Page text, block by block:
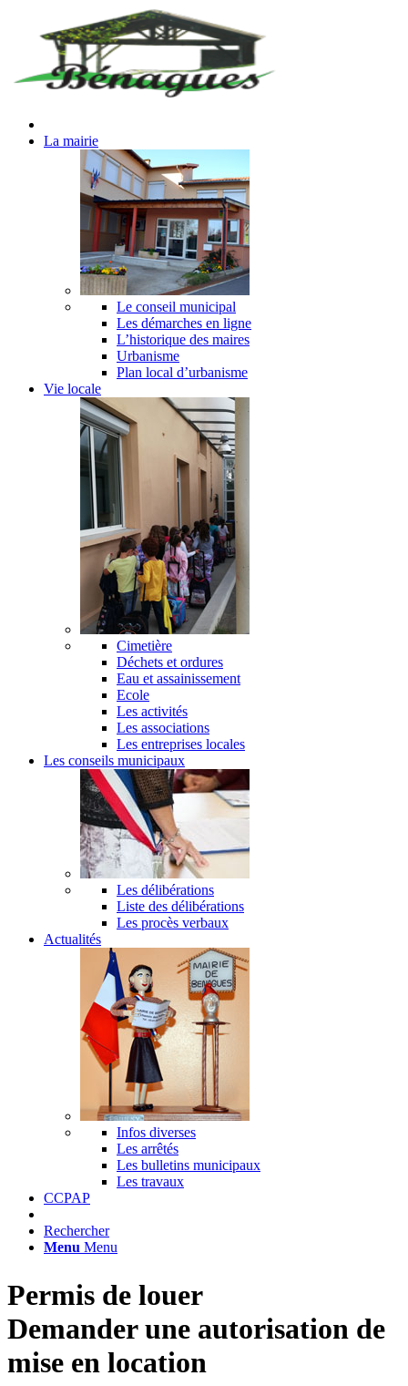
La mairie
Le conseil municipal
Les démarches en ligne
L’historique des maires
Urbanisme
Plan local d’urbanisme
Vie locale
Cimetière
Déchets et ordures
Eau et assainissement
Ecole
Les activités
Les associations
Les entreprises locales
Les conseils municipaux
Les délibérations
Liste des délibérations
Les procès verbaux
Actualités
Infos diverses
Les arrêtés
Les bulletins municipaux
Les travaux
CCPAP
Rechercher
Menu Menu
Permis de louer
Demander une autorisation de
mise en location